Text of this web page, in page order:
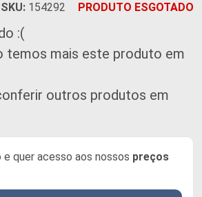
SKU: 154292 PRODUTO ESGOTADO
:(
temos mais este produto em
outros produtos em
e quer acesso aos nossos preços